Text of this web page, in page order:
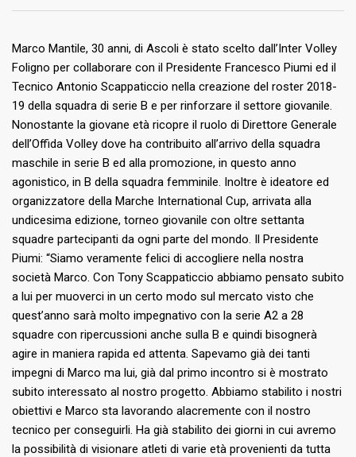
Marco Mantile, 30 anni, di Ascoli è stato scelto dall’Inter Volley
Foligno per collaborare con il Presidente Francesco Piumi ed il
Tecnico Antonio Scappaticcio nella creazione del roster 2018-
19 della squadra di serie B e per rinforzare il settore giovanile.
Nonostante la giovane età ricopre il ruolo di Direttore Generale
dell’Offida Volley dove ha contribuito all’arrivo della squadra
maschile in serie B ed alla promozione, in questo anno
agonistico, in B della squadra femminile. Inoltre è ideatore ed
organizzatore della Marche International Cup, arrivata alla
undicesima edizione, torneo giovanile con oltre settanta
squadre partecipanti da ogni parte del mondo. Il Presidente
Piumi: “Siamo veramente felici di accogliere nella nostra
società Marco. Con Tony Scappaticcio abbiamo pensato subito
a lui per muoverci in un certo modo sul mercato visto che
quest’anno sarà molto impegnativo con la serie A2 a 28
squadre con ripercussioni anche sulla B e quindi bisognerà
agire in maniera rapida ed attenta. Sapevamo già dei tanti
impegni di Marco ma lui, già dal primo incontro si è mostrato
subito interessato al nostro progetto. Abbiamo stabilito i nostri
obiettivi e Marco sta lavorando alacremente con il nostro
tecnico per conseguirli. Ha già stabilito dei giorni in cui avremo
la possibilità di visionare atleti di varie età provenienti da tutta